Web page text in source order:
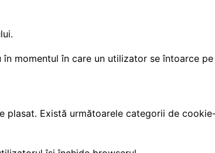
momentul în care un utilizator se întoarce
Există următoarele categorii de